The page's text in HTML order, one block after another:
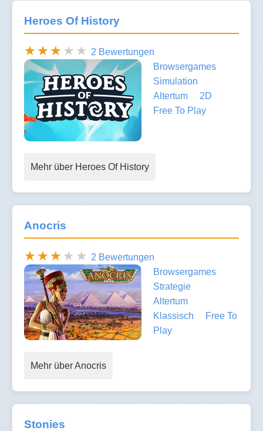
Heroes Of History
2 Bewertungen
Browsergames
Simulation
Altertum
2D
Free To Play
Mehr über Heroes Of History
Anocris
2 Bewertungen
Browsergames
Strategie
Altertum
Klassisch
Free To
Play
Mehr über Anocris
Stonies